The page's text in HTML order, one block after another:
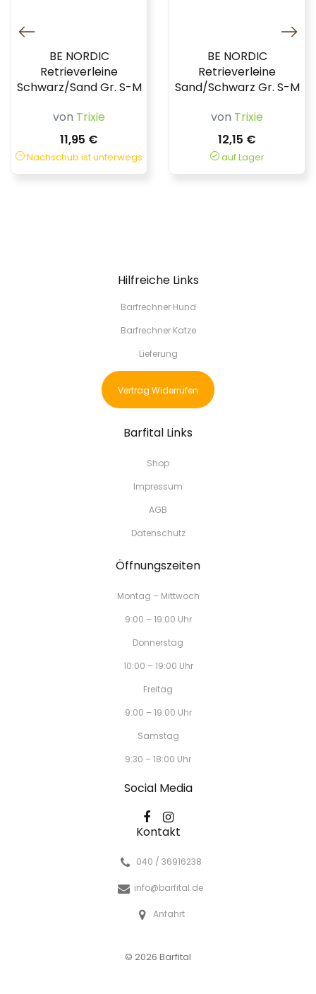
BE NORDIC
Retrieverleine
Schwarz/Sand Gr. S-M
von Trixie
11,95 €
Nachschub ist unterwegs
BE NORDIC
Retrieverleine
Sand/Schwarz Gr. S-M
von Trixie
12,15 €
auf Lager
Hilfreiche Links
Barfrechner Hund
Barfrechner Katze
Lieferung
Vertrag Widerrufen
Barfital Links
Shop
Impressum
AGB
Datenschutz
Öffnungszeiten
Montag – Mittwoch
9:00 – 19:00 Uhr
Donnerstag
10:00 – 19:00 Uhr
Freitag
9:00 – 19:00 Uhr
Samstag
9:30 – 18:00 Uhr
Social Media
Kontakt
040 / 36916238
info@barfital.de
Anfahrt
© 2026 Barfital